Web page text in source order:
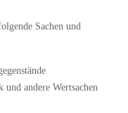
Sachen und
andere Wertsachen